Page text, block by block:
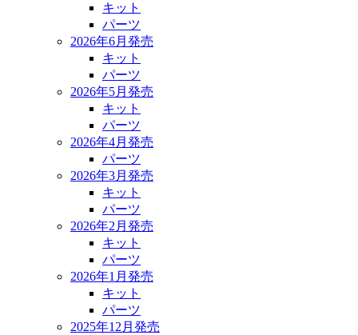
キット
パーツ
2026年6月発売
キット
パーツ
2026年5月発売
キット
パーツ
2026年4月発売
パーツ
2026年3月発売
キット
パーツ
2026年2月発売
キット
パーツ
2026年1月発売
キット
パーツ
2025年12月発売